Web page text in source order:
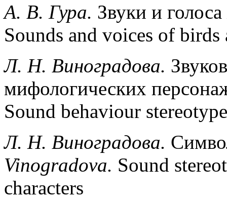
А. В. Гура. Звуки и
Sounds and voices of birds
Л. H. Виноградова.
мифологических
Sound behaviour
Л. H. Виноградова.
Vinogradova. Sound
characters